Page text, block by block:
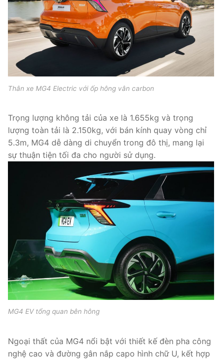
Thân xe MG4 Electric với ốp hông vân carbon
Trọng lượng không tải của xe là 1.655kg và trọng
lượng toàn tải là 2.150kg, với bán kính quay vòng chỉ
5.3m, MG4 dễ dàng di chuyển trong đô thị, mang lại
sự thuận tiện tối đa cho người sử dụng.
MG4 EV tổng quan bên hông
Ngoại thất của MG4 nổi bật với thiết kế đèn pha công
nghệ cao và đường gân nắp capo hình chữ U, kết hợp